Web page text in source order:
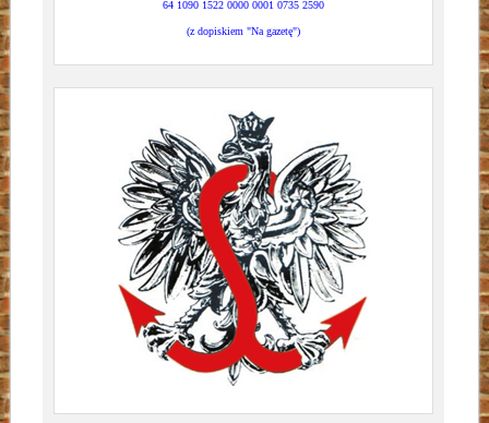
64 1090 1522 0000 0001 0735 2590
(z dopiskiem "Na gazetę")